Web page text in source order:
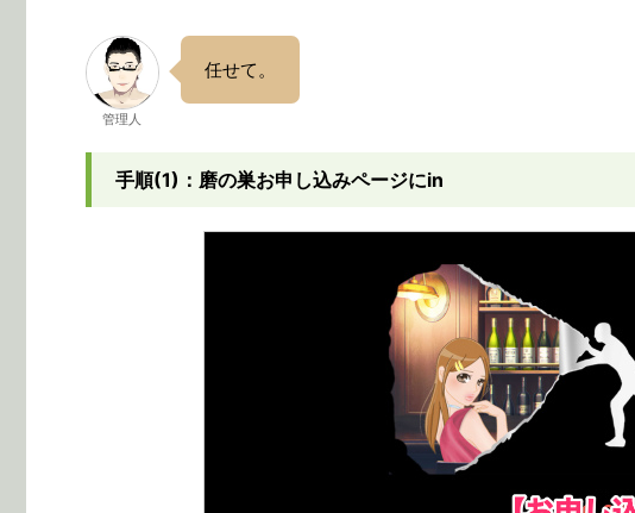
管理人
任せて。
手順(1)：磨の巣お申し込みページにin